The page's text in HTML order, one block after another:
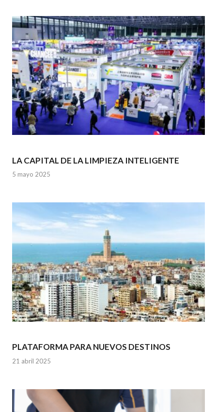
o
k
p
p
LA CAPITAL DE LA LIMPIEZA INTELIGENTE
5 mayo 2025
PLATAFORMA PARA NUEVOS DESTINOS
21 abril 2025